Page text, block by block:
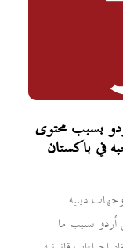
بسبب محتوى
في باكستان
دينية
أردو بسبب ما